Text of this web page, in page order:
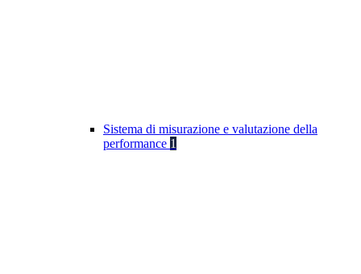
Sistema di misurazione e valutazione della
performance 1